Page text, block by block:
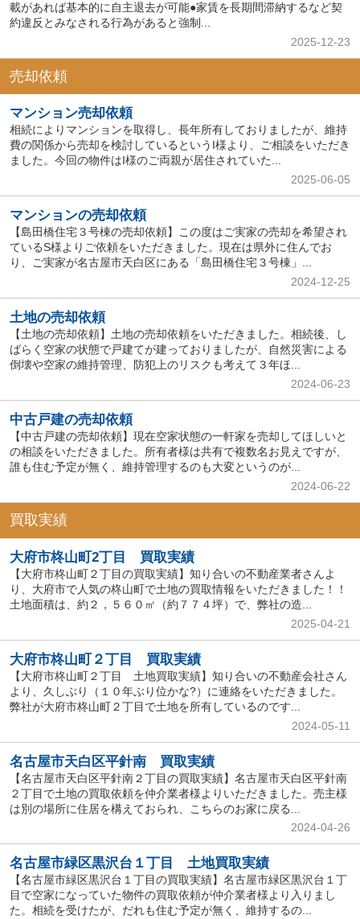
載があれば基本的に自主退去が可能●家賃を長期間滞納するなど契
約違反とみなされる行為があると強制...
2025-12-23
売却依頼
マンション売却依頼
相続によりマンションを取得し、長年所有しておりましたが、維持
費の関係から売却を検討しているというI様より、ご相談をいただき
ました。今回の物件はI様のご両親が居住されていた...
2025-06-05
マンションの売却依頼
【島田橋住宅３号棟の売却依頼】この度はご実家の売却を希望され
ているS様よりご依頼をいただきました。現在は県外に住んでお
り、ご実家が名古屋市天白区にある「島田橋住宅３号棟」...
2024-12-25
土地の売却依頼
【土地の売却依頼】土地の売却依頼をいただきました。相続後、し
ばらく空家の状態で戸建てが建っておりましたが、自然災害による
倒壊や空家の維持管理、防犯上のリスクも考えて３年ほ...
2024-06-23
中古戸建の売却依頼
【中古戸建の売却依頼】現在空家状態の一軒家を売却してほしいと
の相談をいただきました。所有者様は共有で複数名お見えですが、
誰も住む予定が無く、維持管理するのも大変というのが...
2024-06-22
買取実績
大府市柊山町2丁目 買取実績
【大府市柊山町２丁目の買取実績】知り合いの不動産業者さんよ
り、大府市で人気の柊山町で土地の買取情報をいただきました！！
土地面積は、約２，５６０㎡（約７７４坪）で、弊社の造...
2025-04-21
大府市柊山町２丁目 買取実績
【大府市柊山町２丁目 土地買取実績】知り合いの不動産会社さん
より、久しぶり（１０年ぶり位かな?）に連絡をいただきました。
弊社が大府市柊山町２丁目で土地を所有しているのです...
2024-05-11
名古屋市天白区平針南 買取実績
【名古屋市天白区平針南２丁目の買取実績】名古屋市天白区平針南
２丁目で土地の買取依頼を仲介業者様よりいただきました。売主様
は別の場所に住居を構えておられ、こちらのお家に戻る...
2024-04-26
名古屋市緑区黒沢台１丁目 土地買取実績
【名古屋市緑区黒沢台１丁目の買取実績】名古屋市緑区黒沢台１丁
目で空家になっていた物件の買取依頼が仲介業者様より入りまし
た。相続を受けたが、だれも住む予定が無く、維持するの...